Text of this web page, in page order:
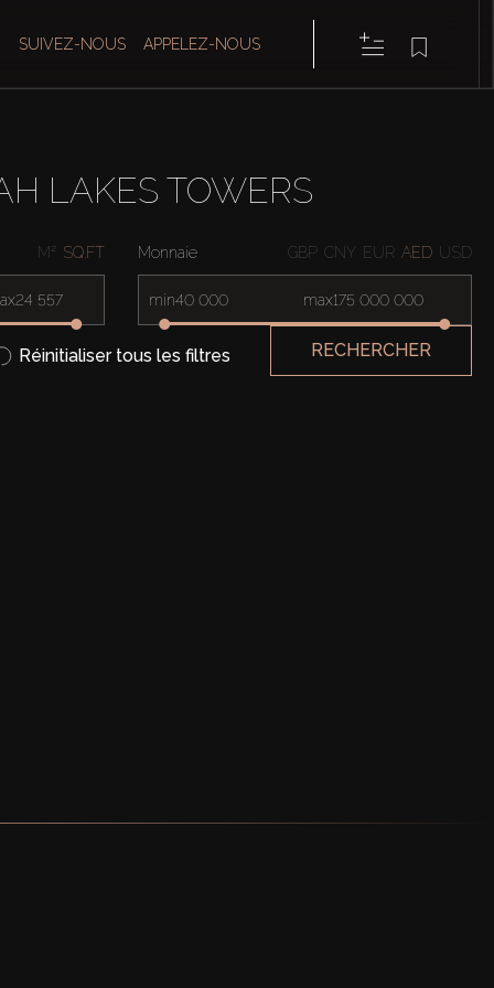
SUIVEZ-NOUS APPELEZ-NOUS
LAKES TOWERS
M² SQ.FT Monnaie GBP CNY EUR AED USD
min max
Réinitialiser tous les filtres RECHERCHER